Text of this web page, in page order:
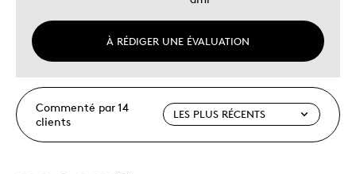
À RÉDIGER UNE ÉVALUATION
Commenté par 14
clients